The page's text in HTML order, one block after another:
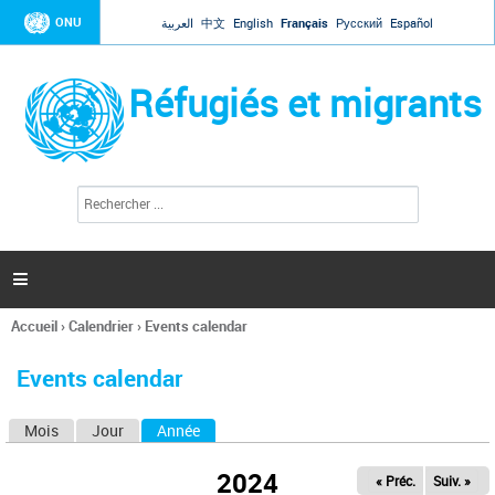
Jump to navigation
ONU العربية 中文 English Français Русский Español
Réfugiés et migrants
l
c
h
e

Vous
ici
Accueil›Calendrier› Events calendar
Events calendar
Mois Jour Année
2024 « Préc. Suiv. »